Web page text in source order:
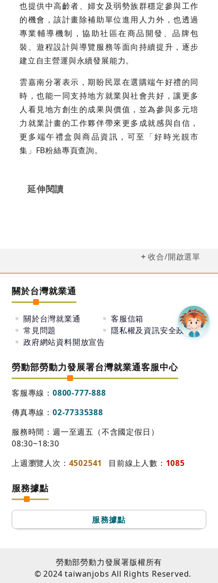
也提供中高齡者、婦女及弱勢族群穩定參與工作
的機會，該計畫除補助單位進用人力外，也透過
專業輔導機制，協助社區在商品開發、品牌包
裝、遊程設計與導覽服務等面向持續提升，逐步
建立自主營運與永續發展能力。
雲嘉南分署表示，期盼民眾在選購端午好禮的同
時，也能一同支持地方就業與社會共好，讓更多
人看見地方創生的成果與價值，並為參與多元培
力就業計畫的工作夥伴帶來更多成就感與自信，
更多端午禮盒與商品資訊，可至「好時光靚市
集」FB粉絲專頁查詢。
延伸閱讀
收合/開啟選單
關於台灣就業通
關於台灣就業通
客服信箱
常見問題
隱私權及資訊安全政策
政府網站資料開放宣告
勞動部勞動力發展署台灣就業通客服中心
客服專線： 0800-777-888
傳真專線： 02-77335388
服務時間：週一至週五（不含國定假日）
08:30~18:30
上週瀏覽人次： 4502541 目前線上人數： 1085
服務據點
服務據點
勞動部勞動力發展署版權所有
© 2024 taiwanjobs All Rights Reserved.